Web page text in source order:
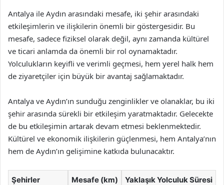
Antalya ile Aydın arasındaki mesafe, iki şehir arasındaki
etkileşimlerin ve ilişkilerin önemli bir göstergesidir. Bu
mesafe, sadece fiziksel olarak değil, aynı zamanda kültürel
ve ticari anlamda da önemli bir rol oynamaktadır.
Yolculukların keyifli ve verimli geçmesi, hem yerel halk hem
de ziyaretçiler için büyük bir avantaj sağlamaktadır.
Antalya ve Aydın’ın sunduğu zenginlikler ve olanaklar, bu iki
şehir arasında sürekli bir etkileşim yaratmaktadır. Gelecekte
de bu etkileşimin artarak devam etmesi beklenmektedir.
Kültürel ve ekonomik ilişkilerin güçlenmesi, hem Antalya’nın
hem de Aydın’ın gelişimine katkıda bulunacaktır.
Şehirler Mesafe (km) Yaklaşık Yolculuk Süresi